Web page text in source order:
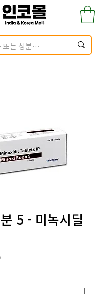
5 - 미녹시딜
가